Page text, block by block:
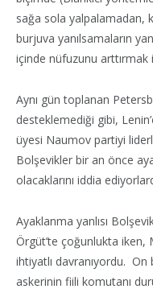
sağa sola yalpalamadan,
burjuva yanılsamaların
içinde nüfuzunu arttırmak
Aynı gün toplanan
desteklemediği gibi,
üyesi Naumov partiyi
Bolşevikler bir an önce
olacaklarını iddia
Ayaklanma yanlısı
Örgüt’te çoğunlukta iken,
ihtiyatlı davranıyordu.
askerinin fiili komutanı